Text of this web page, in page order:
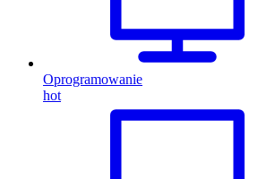
Oprogramowanie
hot